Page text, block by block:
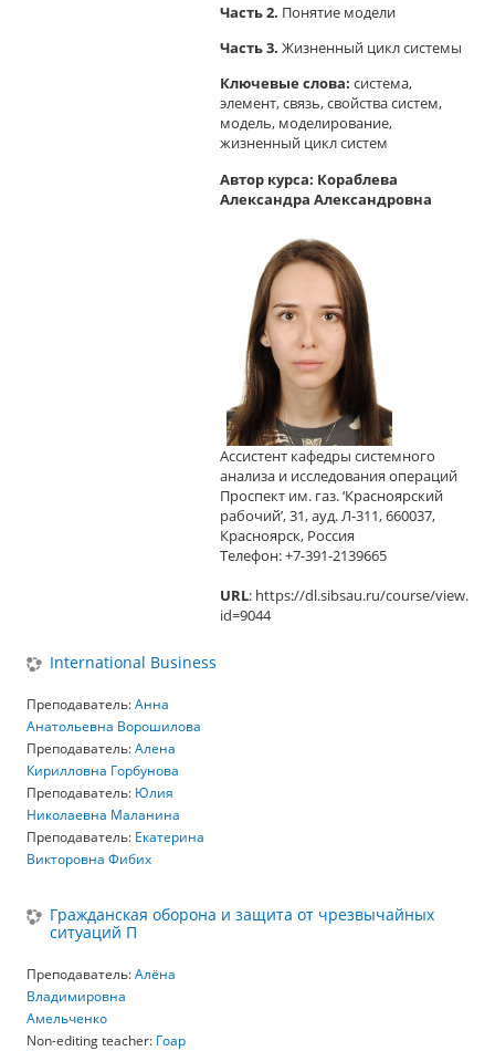
Часть 2. Понятие модели
Часть 3. Жизненный цикл системы
Ключевые слова: система,
элемент, связь, свойства систем,
модель, моделирование,
жизненный цикл систем
Автор курса: Кораблева
Александра Александровна
Ассистент кафедры системного
анализа и исследования операций
Проспект им. газ. ‘Красноярский
рабочий’, 31, ауд. Л-311, 660037,
Красноярск, Россия
Телефон: +7-391-2139665
URL: https://dl.sibsau.ru/course/
id=9044
International Business
Преподаватель:Анна
Анатольевна Ворошилова
Преподаватель:Алена
Кирилловна Горбунова
Преподаватель: Юлия
Николаевна Маланина
Преподаватель: Екатерина
Викторовна Фибих
Гражданская оборона и защита от чрезвычайных
ситуаций П
Преподаватель:Алёна
Владимировна
Амельченко
Non-editing teacher: Гоар